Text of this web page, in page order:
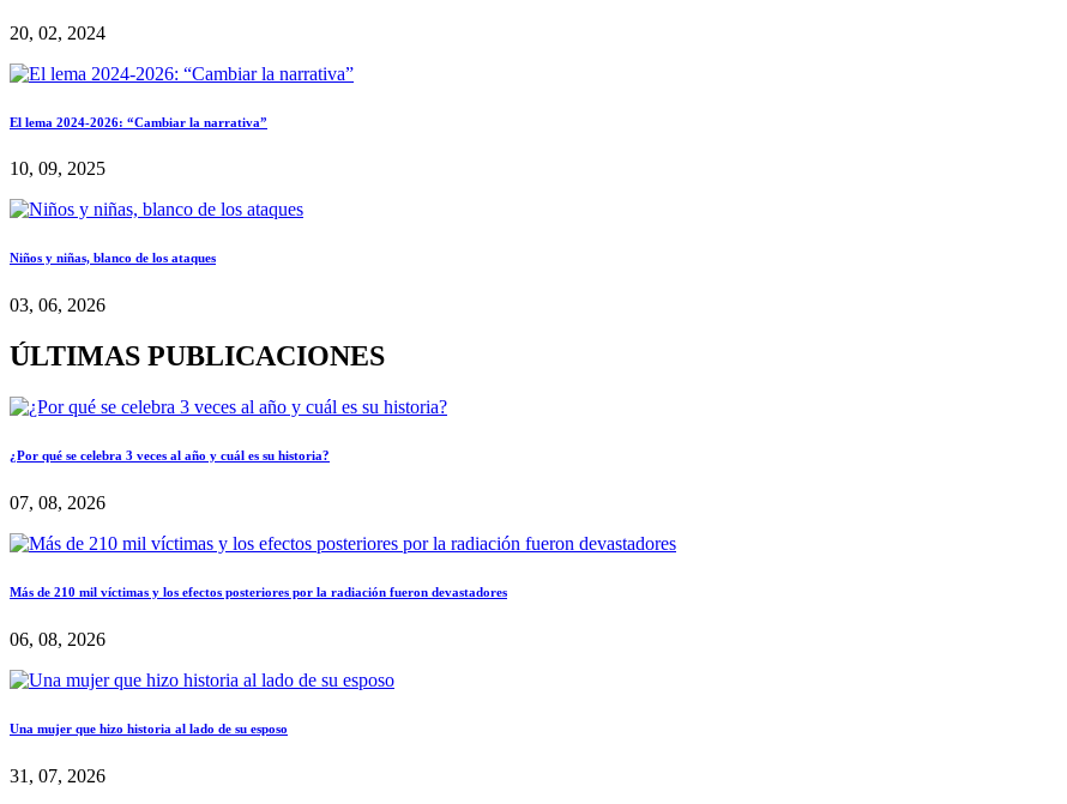
20, 02, 2024
El lema 2024-2026: “Cambiar la narrativa”
10, 09, 2025
Niños y niñas, blanco de los ataques
03, 06, 2026
ÚLTIMAS PUBLICACIONES
¿Por qué se celebra 3 veces al año y cuál es su historia?
07, 08, 2026
Más de 210 mil víctimas y los efectos posteriores por la radiación fueron devastadores
06, 08, 2026
Una mujer que hizo historia al lado de su esposo
31, 07, 2026